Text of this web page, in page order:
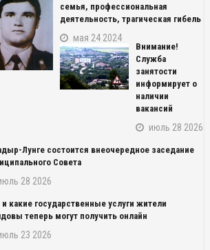
семья, профессиональная
деятельность, трагическая гибель
мая 24 2024
Внимание!
Служба
занятости
информирует о
наличии
вакансий
июль 28 2026
Лунге состоится внеочередное заседание
Совета
28 2026
и какие государственные услуги жители
теперь могут получить онлайн
23 2026